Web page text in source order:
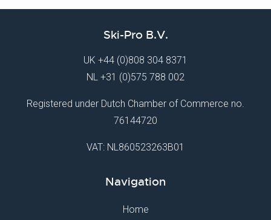
Ski-Pro B.V.
UK +44 (0)808 304 8371
NL +31 (0)575 788 002
Registered under Dutch Chamber of Commerce no.
76144720
VAT: NL860523263B01
Navigation
Home